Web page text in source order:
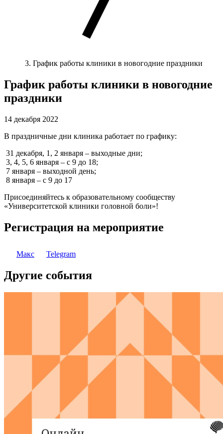
График работы клиники в новогодние праздники
График работы клиники в новогодние
праздники
14 декабря 2022
В праздничные дни клиника работает по графику:
31 декабря, 1, 2 января – выходные дни;
3, 4, 5, 6 января – с 9 до 18;
7 января – выходной день;
8 января – с 9 до 17
Присоединяйтесь к образовательному сообществу
«Университетской клиники головной боли»!
Регистрация на мероприятие
Макс Telegram
Другие события